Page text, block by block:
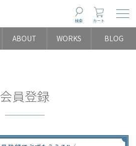
検索 カート
ABOUT WORKS BLOG
会員登録